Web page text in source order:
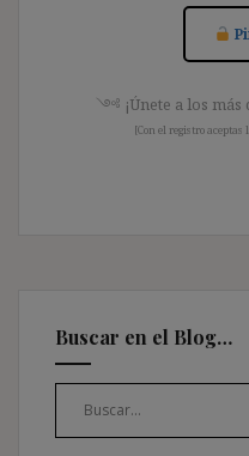
༺ ¡Únete a los
[Con el registro aceptas
Buscar en el Blog…